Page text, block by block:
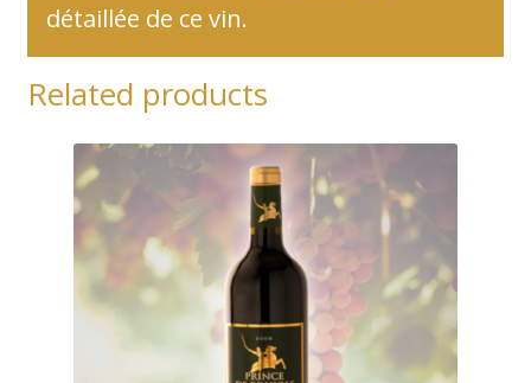
détaillée de ce vin.
Related products